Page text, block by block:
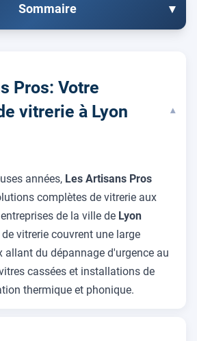
Sommaire ▾
Pros: Votre
vitrerie à Lyon
▾
années, Les Artisans Pros
complètes de vitrerie aux
de la ville de Lyon
vitrerie couvrent une large
allant du dépannage d'urgence au
cassées et installations de
thermique et phonique.